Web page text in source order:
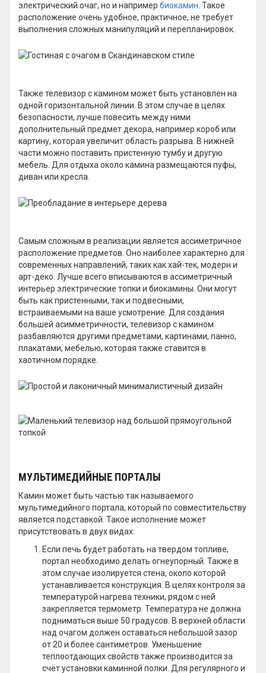
электрический очаг, но и например биокамин . Такое
расположение очень удобное, практичное, не требует
выполнения сложных манипуляций и перепланировок.
Также телевизор с камином может быть установлен на
одной горизонтальной линии. В этом случае в целях
безопасности, лучше повесить между ними
дополнительный предмет декора, например короб или
картину, которая увеличит область разрыва. В нижней
части можно поставить пристенную тумбу и другую
мебель. Для отдыха около камина размещаются пуфы,
диван или кресла.
Самым сложным в реализации является ассиметричное
расположение предметов. Оно наиболее характерно для
современных направлений, таких как хай-тек, модерн и
арт-деко. Лучше всего вписываются в ассиметричный
интерьер электрические топки и биокамины. Они могут
быть как пристенными, так и подвесными,
встраиваемыми на ваше усмотрение. Для создания
большей асимметричности, телевизор с камином
разбавляются другими предметами, картинами, панно,
плакатами, мебелью, которая также ставится в
хаотичном порядке.
МУЛЬТИМЕДИЙНЫЕ ПОРТАЛЫ
Камин может быть частью так называемого
мультимедийного портала, который по совместительству
является подставкой. Такое исполнение может
присутствовать в двух видах:
Если печь будет работать на твердом топливе,
портал необходимо делать огнеупорный. Также в
этом случае изолируется стена, около которой
устанавливается конструкция. В целях контроля за
температурой нагрева техники, рядом с ней
закрепляется термометр. Температура не должна
подниматься выше 50 градусов. В верхней области
над очагом должен оставаться небольшой зазор
от 20 и более сантиметров. Уменьшение
теплоотдающих свойств также производится за
счёт установки каминной полки. Для регулярного и